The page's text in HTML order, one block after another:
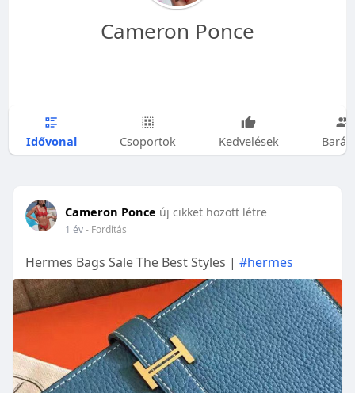
Cameron Ponce
Idővonal Csoportok Kedvelések
Cameron Ponce új cikket hozott létre
1 év- Fordítás
Hermes Bags Sale The Best Styles | #hermes